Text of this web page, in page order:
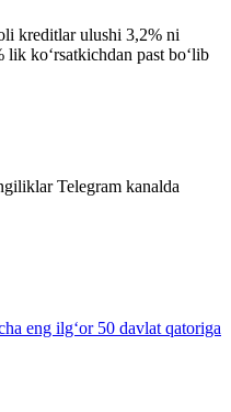
kreditlar ulushi 3,2% ni
ko‘rsatkichdan past bo‘lib
Telegram kanalda